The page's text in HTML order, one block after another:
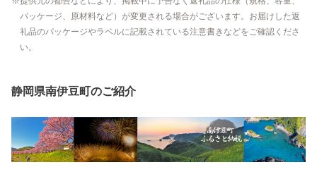
パッケージ、原材料など）が変更される場合がございます。お届けした返
礼品のパッケージやラベルに記載されている注意書きなどをご確認くださ
い。
静岡県南伊豆町のご紹介